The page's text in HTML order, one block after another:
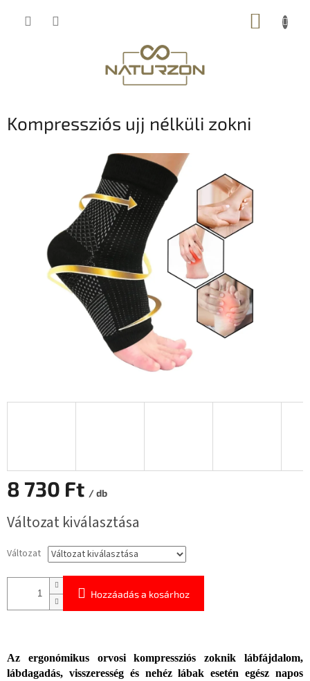
KOSÁR
Kompressziós ujj nélküli zokni
8 730 Ft / db
Változat kiválasztása
Változat
Hozzáadás a kosárhoz
Az ergonómikus orvosi kompressziós zoknik lábfájdalom,
lábdagadás, visszeresség és nehéz lábak esetén egész napos